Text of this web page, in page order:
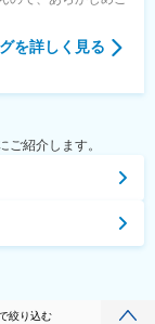
を詳しく見る
紹介します。
絞り込む